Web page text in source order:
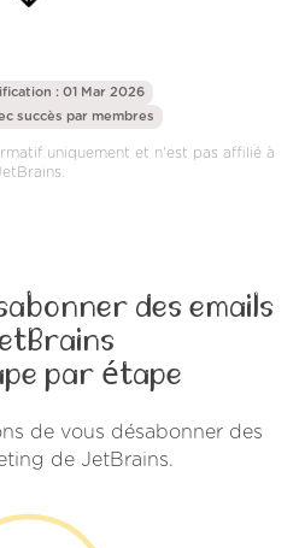
: 01 Mar 2026
succès par membres
uniquement et n'est pas affilié à
des emails
par étape
de vous désabonner des
de JetBrains.